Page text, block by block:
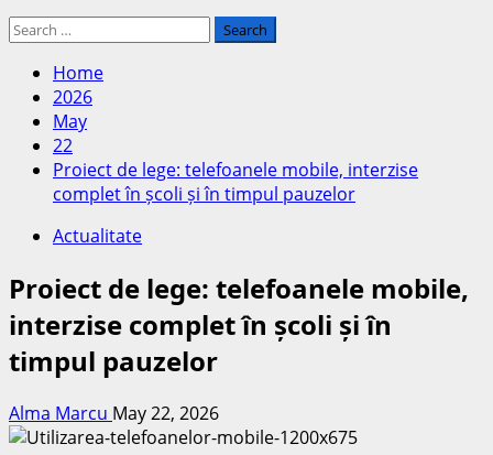
Search
Home
2026
May
22
Proiect de lege: telefoanele mobile, interzise
complet în școli și în timpul pauzelor
Actualitate
Proiect de lege: telefoanele mobile,
interzise complet în școli și în
timpul pauzelor
Alma Marcu May 22, 2026